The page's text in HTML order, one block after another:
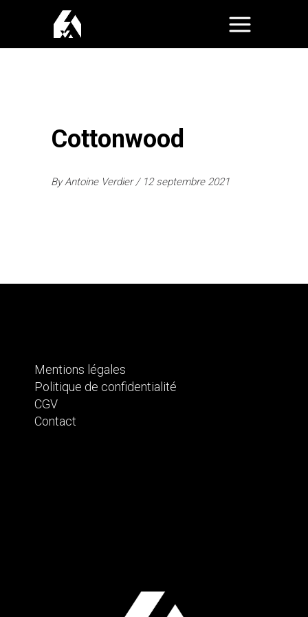
Cottonwood
ByAntoine Verdier 12 septembre 2021
Mentions légales
Politique de confidentialité
CGV
Contact